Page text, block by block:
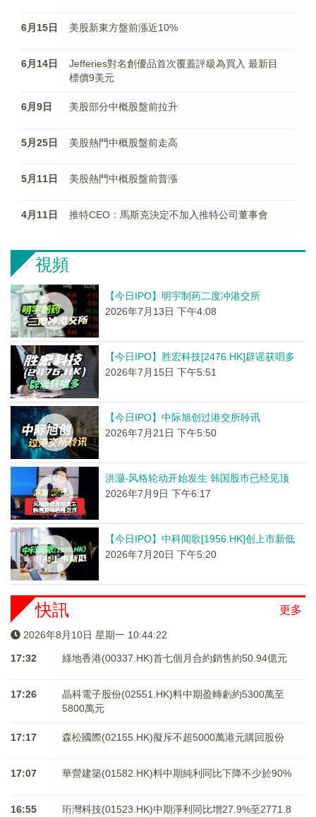
6月15日 美股新東方盤前漲近10%
6月14日
Jefferies對名創優品首次覆蓋評級為買入 最新目
標價9美元
6月9日 美股部分中概股盤前拉升
5月25日 美股熱門中概股盤前走高
5月11日 美股熱門中概股盤前普漲
4月11日 推特CEO：馬斯克決定不加入推特公司董事會
視頻
【今日IPO】明宇制药二度冲港交所
2026年7月13日 下午4:08
【今日IPO】胜宏科技[2476.HK]辟谣获唱多
2026年7月15日 下午5:51
【今日IPO】中际旭创过港交所聆讯
2026年7月21日 下午5:50
洪灏-风格轮动开始发生 韩国股市已经见顶
2026年7月9日 下午6:17
【今日IPO】中科闻歌[1956.HK]创上市新低
2026年7月20日 下午5:20
更多
快訊
2026年8月10日 星期一 10:44:22
17:32 綠地香港(00337.HK)首七個月合約銷售約50.94億元
17:26
晶科電子股份(02551.HK)料中期盈轉虧約5300萬至
5800萬元
17:17 森松國際(02155.HK)擬斥不超5000萬港元購回股份
17:07 華營建築(01582.HK)料中期純利同比下降不少於90%
16:55
珩灣科技(01523.HK)中期淨利同比增27.9%至2771.8